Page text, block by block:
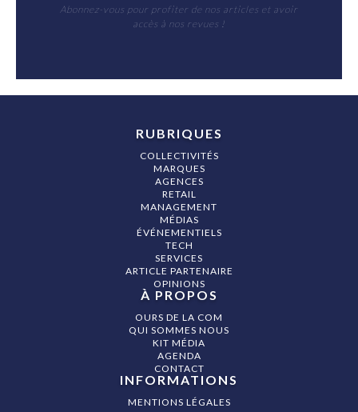
Abonnez-vous pour profiter de nos articles et avoir
accès à nos revues !
RUBRIQUES
COLLECTIVITÉS
MARQUES
AGENCES
RETAIL
MANAGEMENT
MÉDIAS
ÉVÉNEMENTIELS
TECH
SERVICES
ARTICLE PARTENAIRE
OPINIONS
À PROPOS
OURS DE LA COM
QUI SOMMES NOUS
KIT MÉDIA
AGENDA
CONTACT
INFORMATIONS
MENTIONS LÉGALES